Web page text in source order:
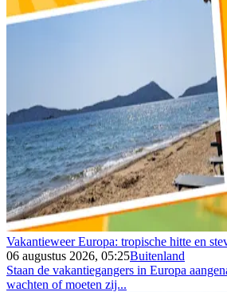
Vakantieweer Europa: tropische hitte en
06 augustus 2026, 05:25Buitenland
Staan de vakantiegangers in Europa
wachten of moeten zij...